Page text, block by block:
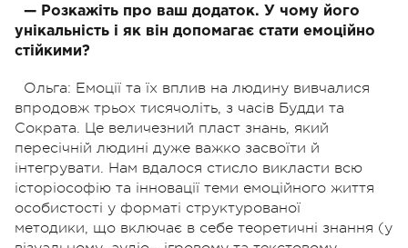
— Розкажіть про ваш додаток. У чому його
унікальність і як він допомагає стати емоційно
стійкими?
Ольга: Емоції та їх вплив на людину вивчалися
впродовж трьох тисячоліть, з часів Будди та
Сократа. Це величезний пласт знань, який
пересічній людині дуже важко засвоїти й
інтегрувати. Нам вдалося стисло викласти всю
історіософію та інновації теми емоційного життя
особистості у форматі структурованої
методики, що включає в себе теоретичні знання (у